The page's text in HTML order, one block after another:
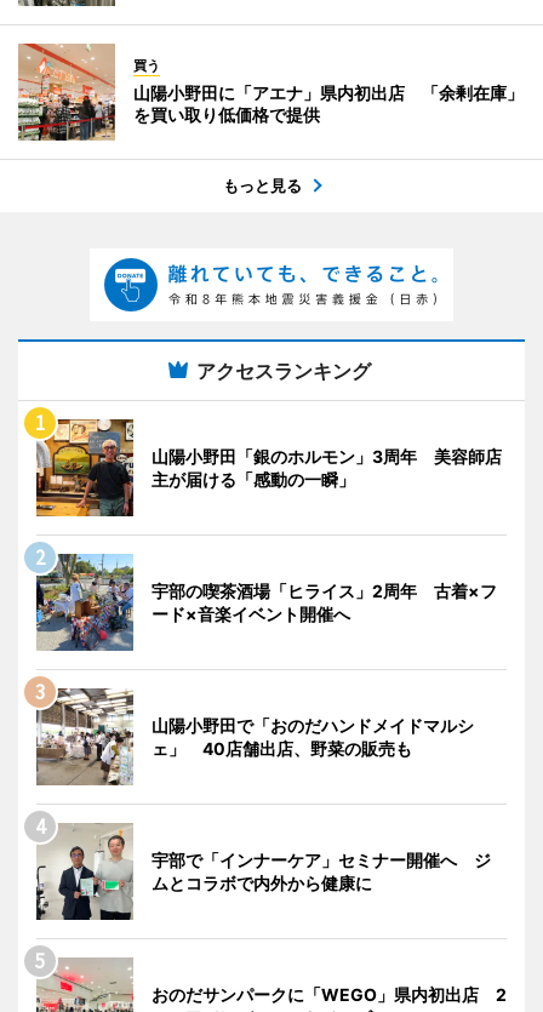
買う
山陽小野田に「アエナ」県内初出店 「余剰在庫」
を買い取り低価格で提供
もっと見る
アクセスランキング
山陽小野田「銀のホルモン」3周年 美容師店
主が届ける「感動の一瞬」
宇部の喫茶酒場「ヒライス」2周年 古着×フ
ード×音楽イベント開催へ
山陽小野田で「おのだハンドメイドマルシ
ェ」 40店舗出店、野菜の販売も
宇部で「インナーケア」セミナー開催へ ジ
ムとコラボで内外から健康に
おのだサンパークに「WEGO」県内初出店 2